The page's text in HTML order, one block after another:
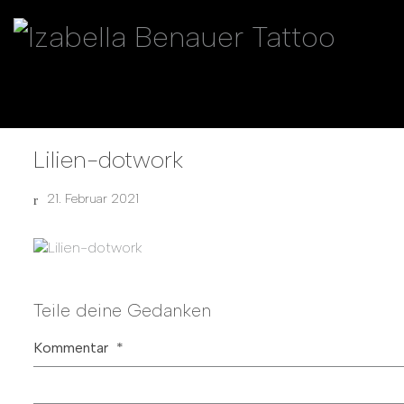
Lilien-dotwork
21. Februar 2021
Teile deine Gedanken
Kommentar *